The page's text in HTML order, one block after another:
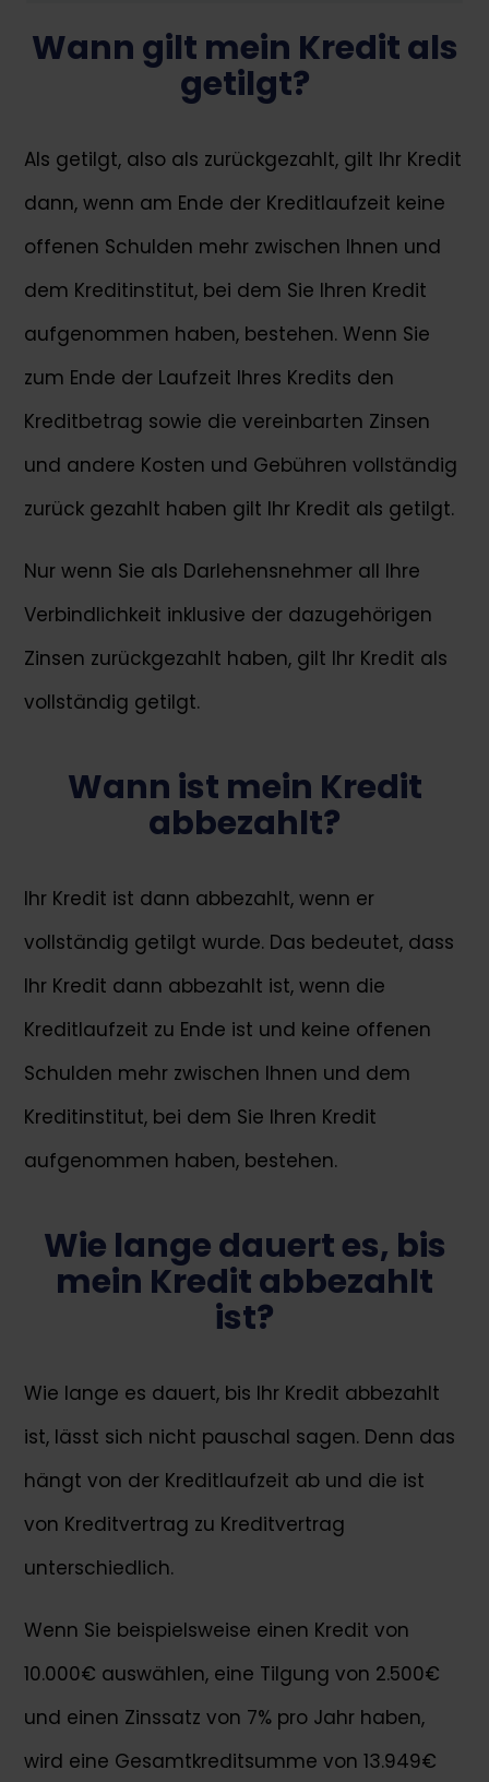
Wann gilt mein Kredit als
getilgt?
Als getilgt, also als zurückgezahlt, gilt Ihr Kredit
dann, wenn am Ende der Kreditlaufzeit keine
offenen Schulden mehr zwischen Ihnen und
dem Kreditinstitut, bei dem Sie Ihren Kredit
aufgenommen haben, bestehen. Wenn Sie
zum Ende der Laufzeit Ihres Kredits den
Kreditbetrag sowie die vereinbarten Zinsen
und andere Kosten und Gebühren vollständig
zurück gezahlt haben gilt Ihr Kredit als getilgt.
Nur wenn Sie als Darlehensnehmer all Ihre
Verbindlichkeit inklusive der dazugehörigen
Zinsen zurückgezahlt haben, gilt Ihr Kredit als
vollständig getilgt.
Wann ist mein Kredit
abbezahlt?
Ihr Kredit ist dann abbezahlt, wenn er
vollständig getilgt wurde. Das bedeutet, dass
Ihr Kredit dann abbezahlt ist, wenn die
Kreditlaufzeit zu Ende ist und keine offenen
Schulden mehr zwischen Ihnen und dem
Kreditinstitut, bei dem Sie Ihren Kredit
aufgenommen haben, bestehen.
Wie lange dauert es, bis
mein Kredit abbezahlt
ist?
Wie lange es dauert, bis Ihr Kredit abbezahlt
ist, lässt sich nicht pauschal sagen. Denn das
hängt von der Kreditlaufzeit ab und die ist
von Kreditvertrag zu Kreditvertrag
unterschiedlich.
Wenn Sie beispielsweise einen Kredit von
10.000€ auswählen, eine Tilgung von 2.500€
und einen Zinssatz von 7% pro Jahr haben,
wird eine Gesamtkreditsumme von 13.949€